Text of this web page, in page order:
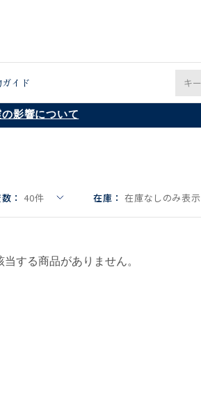
イド
影響について
： 40件 在庫： 在庫なしのみ表示
当する商品がありません。